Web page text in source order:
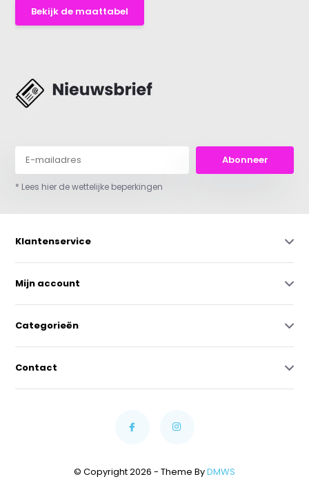
Bekijk de maattabel
Abonneer
* Lees hier de wettelijke beperkingen
Klantenservice
Mijn account
Categorieën
Contact
© Copyright 2026 - Theme ByDMWS